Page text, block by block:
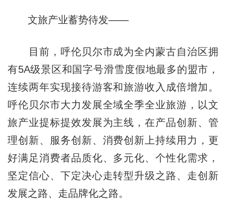
文旅产业蓄势待发——
目前，呼伦贝尔市成为全内蒙古自治区拥
有5A级景区和国字号滑雪度假地最多的盟市，
连续两年实现接待游客和旅游收入成倍增加。
呼伦贝尔市大力发展全域全季全业旅游，以文
旅产业提标提效发展为主线，在产品创新、管
理创新、服务创新、消费创新上持续用力，更
好满足消费者品质化、多元化、个性化需求，
坚定信心、下定决心走转型升级之路、走创新
发展之路、走品牌化之路。